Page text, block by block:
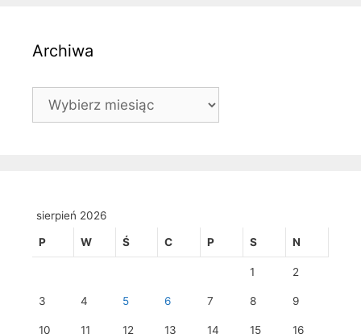
Archiwa
Archiwa
sierpień 2026
P W Ś C P S N
1 2
3 4 5 6 7 8 9
10 11 12 13 14 15 16